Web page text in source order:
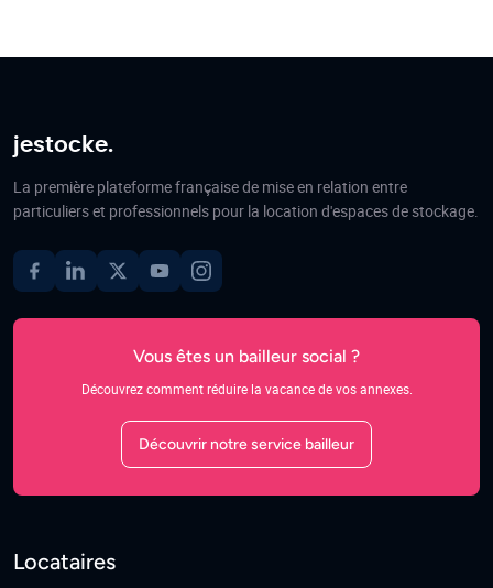
jestocke.
La première plateforme française de mise en relation entre
particuliers et professionnels pour la location d'espaces de stockage.
Vous êtes un bailleur social ?
Découvrez comment réduire la vacance de vos annexes.
Découvrir notre service bailleur
Locataires